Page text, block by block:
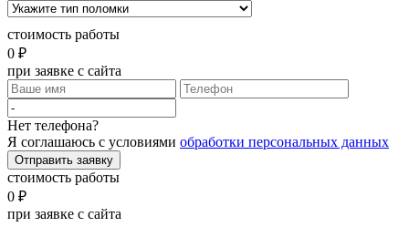
стоимость работы
0 ₽
при заявке с сайта
Нет телефона?
Я соглашаюсь с условиями обработки персональных данных
Отправить заявку
стоимость работы
0 ₽
при заявке с сайта